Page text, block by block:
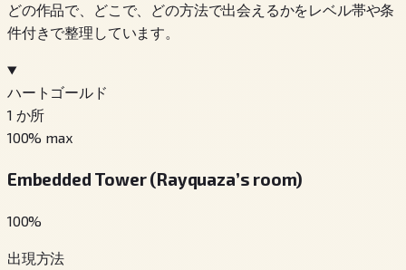
どの作品で、どこで、どの方法で出会えるかをレベル帯や条
件付きで整理しています。
ハートゴールド
1 か所
100% max
Embedded Tower (Rayquaza’s room)
100%
出現方法